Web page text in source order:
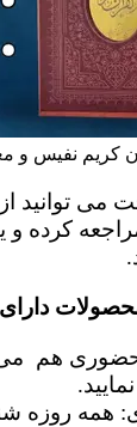
کریم نفیس و
می توانید از
کرده و
گارانتی اصالت و
هم می
شنبه تا چهارشنبه از